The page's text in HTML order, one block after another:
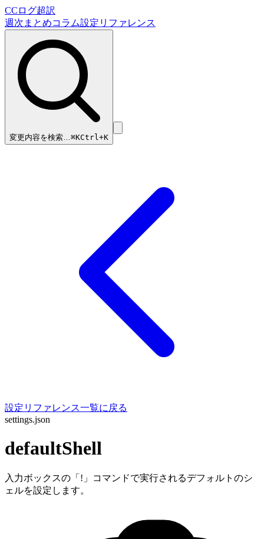
CCログ超訳
週次まとめコラム設定リファレンス
変更内容を検索…⌘KCtrl+K
設定リファレンス一覧に戻る
settings.json
defaultShell
入力ボックスの「!」コマンドで実行されるデフォルトのシ
ェルを設定します。